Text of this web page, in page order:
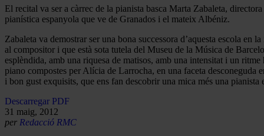
El recital va ser a càrrec de la pianista basca Marta Zabaleta,
pianística espanyola que ve de Granados i el mateix Albéniz.
Zabaleta va demostrar ser una bona successora d’aquesta escola en
al compositor i que està sota tutela del Museu de la Música de
esplèndida, amb una riquesa de matisos, amb una intensitat i un
piano compostes per Alícia de Larrocha, en una faceta desconeguda
i bon gust exquisits, que ens fan descobrir una mica més una
Descarregar PDF
31 maig, 2012
per Redacció RMC